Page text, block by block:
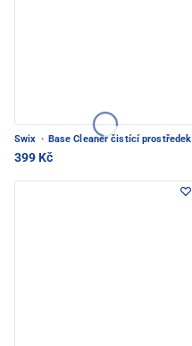
Swix · Base Cleaner čistící prostředek
399 Kč